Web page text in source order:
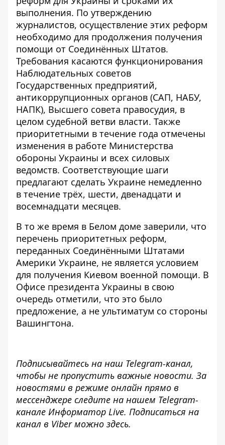
выполнения. По утверждению
журналистов, осуществление этих реформ
необходимо для продолжения получения
помощи от Соединённых Штатов.
Требования касаются функционирования
Наблюдательных советов
Государственных предприятий,
антикоррупционных органов (САП, НАБУ,
НАПК), Высшего совета правосудия, в
целом судебной ветви власти. Также
приоритетными в течение года отмечены
изменения в работе Министерства
обороны Украины и всех силовых
ведомств. Соответствующие шаги
предлагают сделать Украине немедленно
в течение трёх, шести, двенадцати и
восемнадцати месяцев.
В то же время в Белом доме заверили, что
перечень приоритетных реформ,
переданных Соединёнными Штатами
Америки Украине, не является условием
для получения Киевом военной помощи. В
Офисе президента Украины в свою
очередь отметили, что это было
предложение, а не ультиматум со стороны
Вашингтона.
Подписывайтесь на наш Telegram-канал,
чтобы не пропустить важные новости. За
новостями в режиме онлайн прямо в
мессенджере следите на нашем Telegram-
канале Информатор Live. Подписаться на
канал в Viber можно здесь.